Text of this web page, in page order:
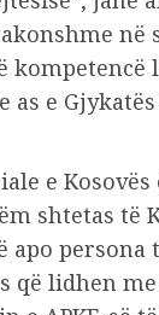
kompetencë
e
e
shtetas të
apo
që lidhen